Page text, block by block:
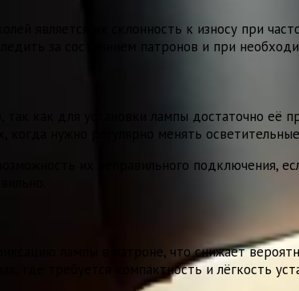
является их склонность к износу при
за состоянием патронов и при
так как для установки лампы достаточно её
когда нужно регулярно менять
их неправильного подключения,
лампы в патроне, что снижает
где требуется компактность и лёгкость